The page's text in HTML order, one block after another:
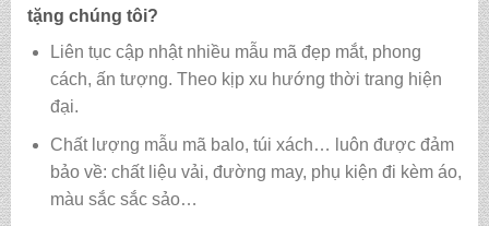
tặng chúng tôi?
Liên tục cập nhật nhiều mẫu mã đẹp mắt, phong
cách, ấn tượng. Theo kịp xu hướng thời trang hiện
đại.
Chất lượng mẫu mã balo, túi xách…
luôn được đảm
bảo về: chất liệu vải, đường may, phụ kiện đi kèm áo,
màu sắc sắc sảo…